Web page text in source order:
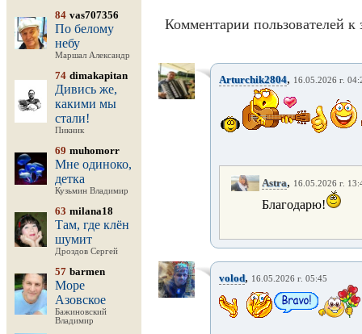
84 vas707356
По белому
небу
Маршал Александр
74 dimakapitan
Дивись же,
какими мы
стали!
Пикник
69 muhomorr
Мне одиноко,
детка
Кузьмин Владимир
63 milana18
Там, где клён
шумит
Дроздов Сергей
57 barmen
Море
Азовское
Бажиновский
Владимир
Комментарии пользователей к
Arturchik2804, 16.05.2026 г.
Astra, 16.05.2026 г.
Благодарю!
volod, 16.05.2026 г. 05:45